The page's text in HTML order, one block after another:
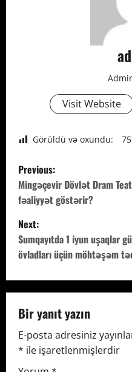
Visit Website
Görüldü və oxundu: 75
P
o
s
t
n
a
v
i
Previous:
Mingəçevir Dövlət Dram
fəaliyyət göstərir?
Next:
Sumqayıtda 1 iyun uşaqlar
övladları üçün möhtəşəm
Bir yanıt yazın
E-posta adresiniz
* ile işaretlenmişlerdir